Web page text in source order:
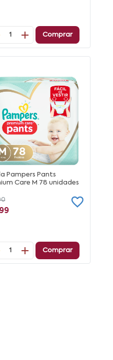
1 Comprar
Pampers Pants
Care M 78 unidades
1 Comprar